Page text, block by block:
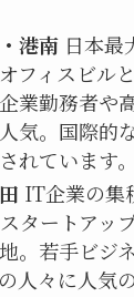
港南日本最
フィスビル
業勤務者や
気。国際的
れています。
IT企業の集
タートアッ
。若手ビジ
人々に人気